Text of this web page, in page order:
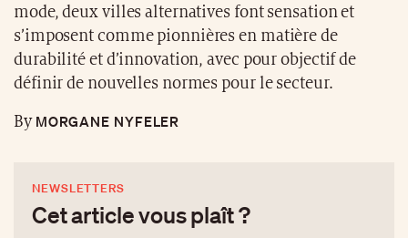
mode, deux villes alternatives font sensation et
s’imposent comme pionnières en matière de
durabilité et d’innovation, avec pour objectif de
définir de nouvelles normes pour le secteur.
ByMORGANE NYFELER
NEWSLETTERS
Cet article vous plaît ?